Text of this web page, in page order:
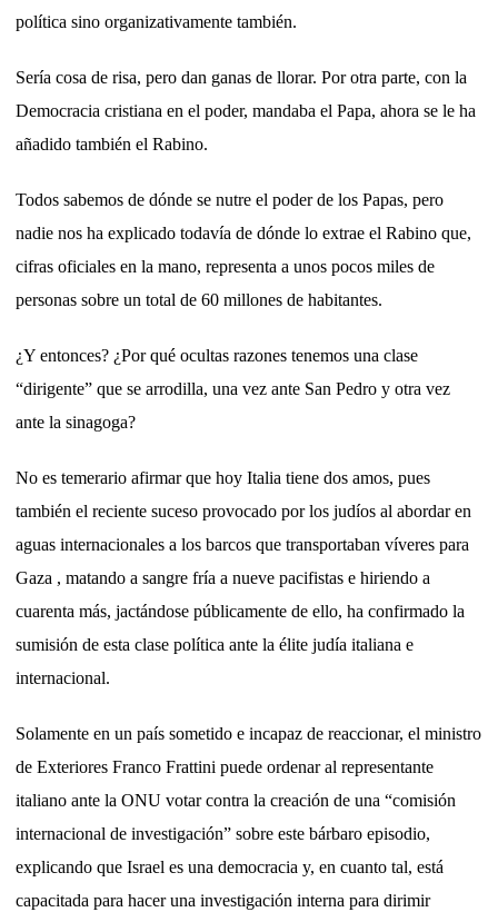
política sino organizativamente también.
Sería cosa de risa, pero dan ganas de llorar. Por otra parte, con la
Democracia cristiana en el poder, mandaba el Papa, ahora se le ha
añadido también el Rabino.
Todos sabemos de dónde se nutre el poder de los Papas, pero
nadie nos ha explicado todavía de dónde lo extrae el Rabino que,
cifras oficiales en la mano, representa a unos pocos miles de
personas sobre un total de 60 millones de habitantes.
¿Y entonces? ¿Por qué ocultas razones tenemos una clase
“dirigente” que se arrodilla, una vez ante San Pedro y otra vez
ante la sinagoga?
No es temerario afirmar que hoy Italia tiene dos amos, pues
también el reciente suceso provocado por los judíos al abordar en
aguas internacionales a los barcos que transportaban víveres para
Gaza , matando a sangre fría a nueve pacifistas e hiriendo a
cuarenta más, jactándose públicamente de ello, ha confirmado la
sumisión de esta clase política ante la élite judía italiana e
internacional.
Solamente en un país sometido e incapaz de reaccionar, el ministro
de Exteriores Franco Frattini puede ordenar al representante
italiano ante la ONU votar contra la creación de una “comisión
internacional de investigación” sobre este bárbaro episodio,
explicando que Israel es una democracia y, en cuanto tal, está
capacitada para hacer una investigación interna para dirimir